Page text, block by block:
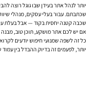
יותר לנהל אתר בעידן שבו גוגל
שכתבתם. עבור בעלי עסקים, מנהלי
שכבה קטנה יחסית בקוד — אבל בעלת
כל זה לשפה שמנועי חיפוש יודעים
יותר, לפעמים זה בדיוק ההבדל בין